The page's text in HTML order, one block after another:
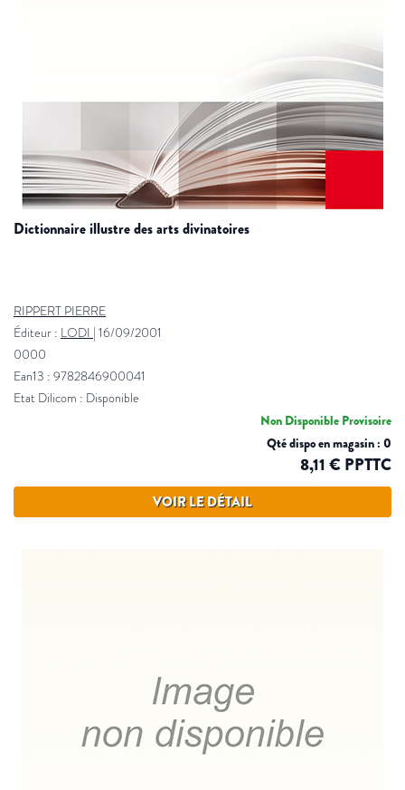
dictionnaire illustre des arts divinatoires
RIPPERT PIERRE
Éditeur : LODI | 16/09/2001
0000
Ean13 : 9782846900041
Etat Dilicom : Disponible
Non Disponible Provisoire
Qté dispo en magasin : 0
8,11 € PPTTC
VOIR LE DÉTAIL